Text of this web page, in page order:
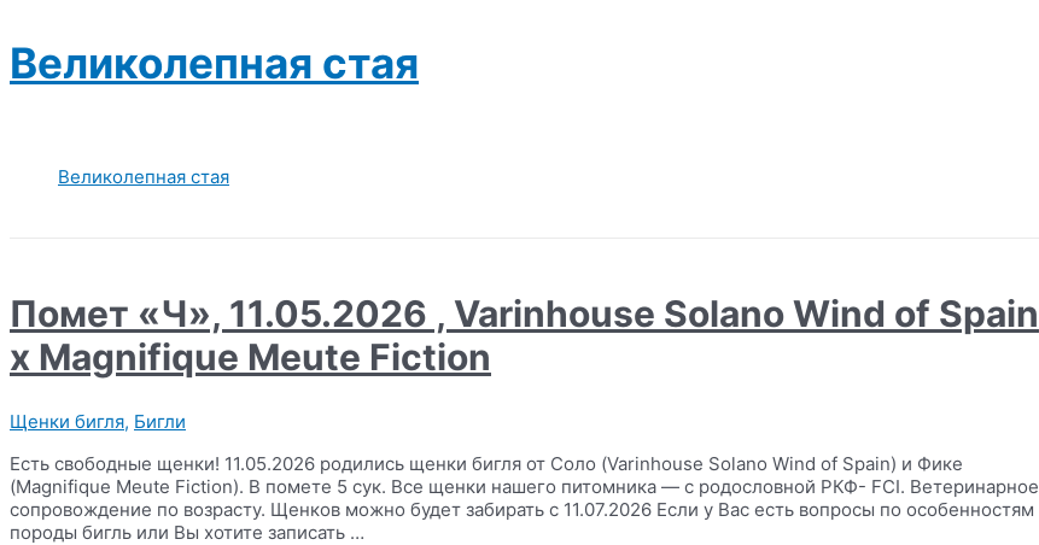
к
содержимому
Великолепная стая
Великолепная стая
Помет «Ч», 11.05.2026 , Varinhouse Solano Wind of Spain
x Magnifique Meute Fiction
Щенки бигля, Бигли
Есть свободные щенки! 11.05.2026 родились щенки бигля от Соло (Varinhouse Solano Wind of Spain) и Фике
(Magnifique Meute Fiction). В помете 5 сук. Все щенки нашего питомника — с родословной РКФ- FCI. Ветеринарное
сопровождение по возрасту. Щенков можно будет забирать с 11.07.2026 Если у Вас есть вопросы по особенностям
породы бигль или Вы хотите записать …